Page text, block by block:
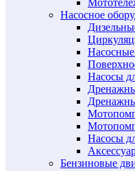
Насосное
Насосы
Насосы
Бензиновые